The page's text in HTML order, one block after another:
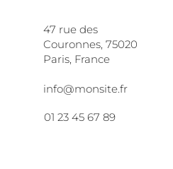
47 rue des
Couronnes, 75020
Paris, France
info@monsite.fr
01 23 45 67 89